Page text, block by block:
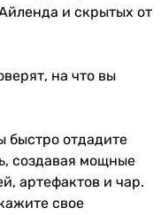
и скрытых от
на что вы
быстро отдадите
создавая мощные
артефактов и чар.
свое